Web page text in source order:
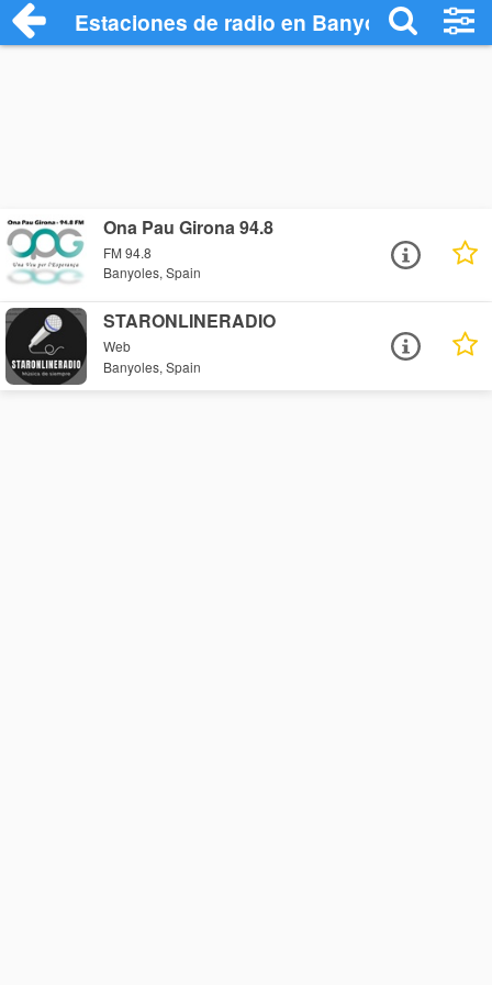
Estaciones de radio en Banyoles -
Ona Pau Girona 94.8
FM 94.8
Banyoles, Spain
STARONLINERADIO
Web
Banyoles, Spain